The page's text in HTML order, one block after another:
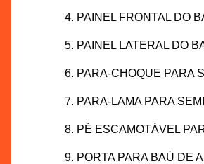
4. PAINEL FRONTAL DO
5. PAINEL LATERAL DO
6. PARA-CHOQUE PARA
7. PARA-LAMA PARA
8. PÉ ESCAMOTÁVEL
9. PORTA PARA BAÚ DE